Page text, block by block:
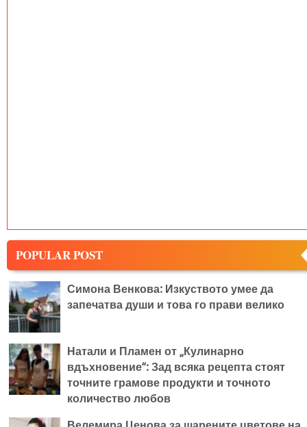
POPULAR POST
Симона Венкова: Изкуството умее да
запечатва души и това го прави велико
Натали и Пламен от „Кулинарно
вдъхновение“: Зад всяка рецепта стоят
точните грамове продукти и точното
количество любов